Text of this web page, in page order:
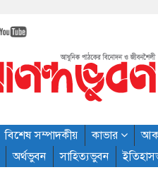
বিশেষ সম্পাদকীয় কাভার
অর্থভুবন সাহিত্যভুবন